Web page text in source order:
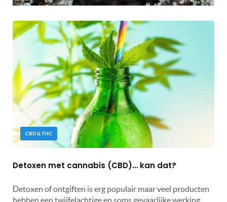
CBD & THC
Detoxen met cannabis (CBD)… kan dat?
Detoxen of ontgiften is erg populair maar veel producten
hebben een twijfelachtige en soms gevaarlijke werking.